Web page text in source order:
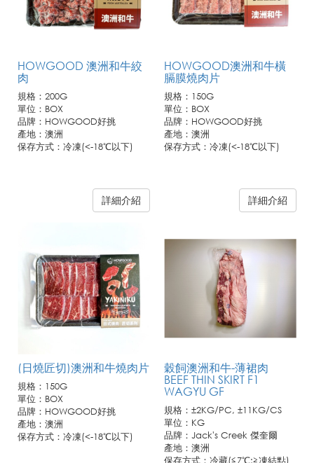
HOWGOOD 澳洲和牛絞
肉
規格：200G
單位：BOX
品牌：HOWGOOD好挑
產地：澳洲
保存方式：冷凍(<-18℃以下)
詳細介紹
HOWGOOD澳洲和牛橫
膈膜燒肉片
規格：150G
單位：BOX
品牌：HOWGOOD好挑
產地：澳洲
保存方式：冷凍(<-18℃以下)
詳細介紹
(日燒匠切)澳洲和牛燒肉片
規格：150G
單位：BOX
品牌：HOWGOOD好挑
產地：澳洲
保存方式：冷凍(<-18℃以下)
穀飼澳洲和牛-薄裙肉
BEEF THIN SKIRT F1
WAGYU GF
規格：±2KG/PC, ±11KG/CS
單位：KG
品牌：Jack's Creek 傑奎爾
產地：澳洲
保存方式：冷藏(≦7℃;≧凍結點)